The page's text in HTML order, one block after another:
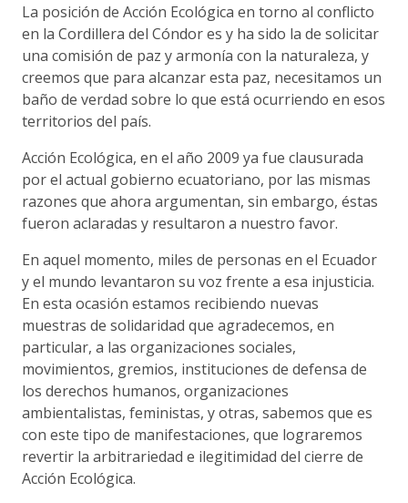
La posición de Acción Ecológica en torno al conflicto
en la Cordillera del Cóndor es y ha sido la de solicitar
una comisión de paz y armonía con la naturaleza, y
creemos que para alcanzar esta paz, necesitamos un
baño de verdad sobre lo que está ocurriendo en esos
territorios del país.
Acción Ecológica, en el año 2009 ya fue clausurada
por el actual gobierno ecuatoriano, por las mismas
razones que ahora argumentan, sin embargo, éstas
fueron aclaradas y resultaron a nuestro favor.
En aquel momento, miles de personas en el Ecuador
y el mundo levantaron su voz frente a esa injusticia.
En esta ocasión estamos recibiendo nuevas
muestras de solidaridad que agradecemos, en
particular, a las organizaciones sociales,
movimientos, gremios, instituciones de defensa de
los derechos humanos, organizaciones
ambientalistas, feministas, y otras, sabemos que es
con este tipo de manifestaciones, que lograremos
revertir la arbitrariedad e ilegitimidad del cierre de
Acción Ecológica.